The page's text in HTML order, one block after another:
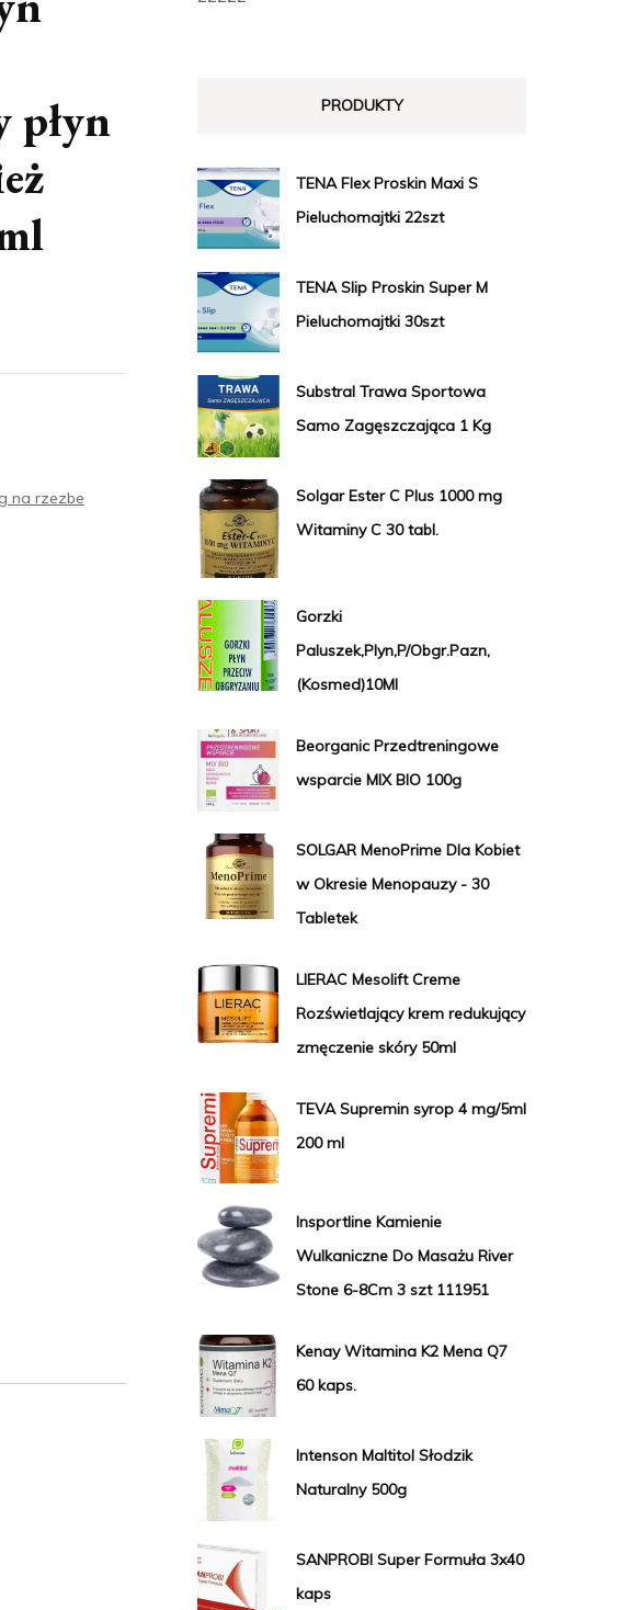
płyn
na rzezbe
PRODUKTY
TENA Flex Proskin Maxi S
Pieluchomajtki 22szt
TENA Slip Proskin Super M
Pieluchomajtki 30szt
Substral Trawa Sportowa
Samo Zagęszczająca 1 Kg
Solgar Ester C Plus 1000 mg
Witaminy C 30 tabl.
Gorzki
Paluszek,Plyn,P/Obgr.Pazn,
(Kosmed)10Ml
Beorganic Przedtreningowe
wsparcie MIX BIO 100g
SOLGAR MenoPrime Dla Kobiet
w Okresie Menopauzy - 30
Tabletek
LIERAC Mesolift Creme
Rozświetlający krem redukujący
zmęczenie skóry 50ml
TEVA Supremin syrop 4 mg/5ml
200 ml
Insportline Kamienie
Wulkaniczne Do Masażu River
Stone 6-8Cm 3 szt 111951
Kenay Witamina K2 Mena Q7
60 kaps.
Intenson Maltitol Słodzik
Naturalny 500g
SANPROBI Super Formuła 3x40
kaps